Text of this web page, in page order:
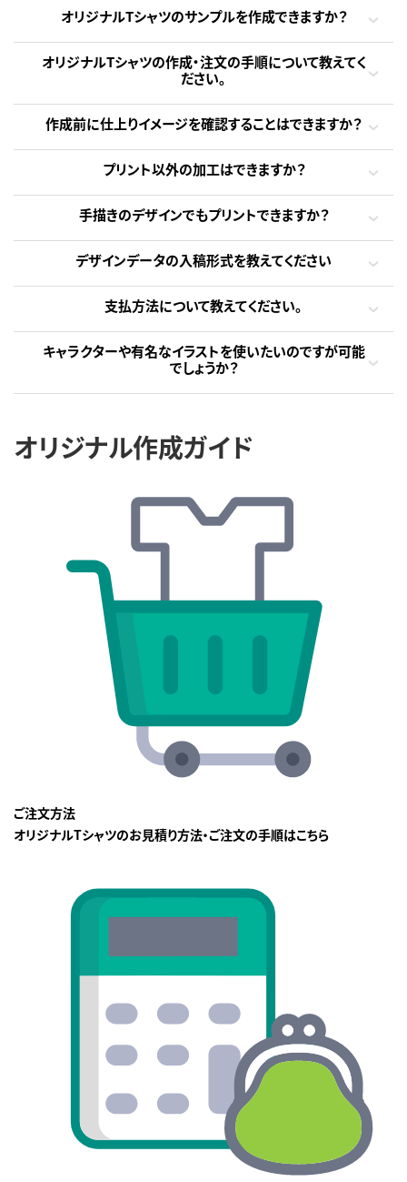
オリジナルTシャツのサンプルを作成できますか？
オリジナルTシャツの作成・注文の手順について教えてく
ださい。
作成前に仕上りイメージを確認することはできますか？
プリント以外の加工はできますか？
手描きのデザインでもプリントできますか？
デザインデータの入稿形式を教えてください
支払方法について教えてください。
キャラクターや有名なイラストを使いたいのですが可能
でしょうか？
オリジナル作成ガイド
ご注文方法
オリジナルTシャツのお見積り方法・ご注文の手順はこちら